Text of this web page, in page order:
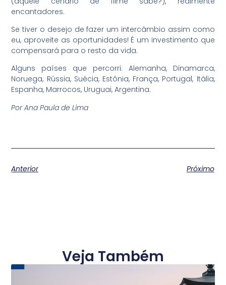
encantadores.
Se tiver o desejo de fazer um intercâmbio assim como
eu, aproveite as oportunidades! É um investimento que
compensará para o resto da vida.
Alguns países que percorri: Alemanha, Dinamarca,
Noruega, Rússia, Suécia, Estônia, França, Portugal, Itália,
Espanha, Marrocos, Uruguai, Argentina.
Por Ana Paula de Lima
Anterior Próximo
Veja Também